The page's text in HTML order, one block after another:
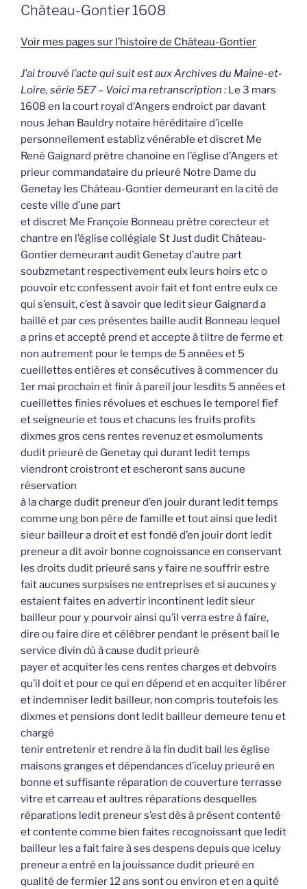
Château-Gontier 1608
Voir mes pages sur l’histoire de Château-Gontier
J’ai trouvé l’acte qui suit est aux Archives du Maine-et-
Loire, série 5E7 – Voici ma retranscription : Le 3 mars
1608 en la court royal d’Angers endroict par davant
nous Jehan Bauldry notaire héréditaire d’icelle
personnellement establiz vénérable et discret Me
René Gaignard prêtre chanoine en l’église d’Angers et
prieur commandataire du prieuré Notre Dame du
Genetay les Château-Gontier demeurant en la cité de
ceste ville d’une part
et discret Me Françoie Bonneau prêtre corecteur et
chantre en l’église collégiale St Just dudit Château-
Gontier demeurant audit Genetay d’autre part
soubzmetant respectivement eulx leurs hoirs etc o
pouvoir etc confessent avoir fait et font entre eulx ce
qui s’ensuit, c’est à savoir que ledit sieur Gaignard a
baillé et par ces présentes baille audit Bonneau lequel
a prins et accepté prend et accepte à tiltre de ferme et
non autrement pour le temps de 5 années et 5
cueillettes entières et consécutives à commencer du
1er mai prochain et finir à pareil jour lesdits 5 années et
cueillettes finies révolues et eschues le temporel fief
et seigneurie et tous et chacuns les fruits profits
dixmes gros cens rentes revenuz et esmoluments
dudit prieuré de Genetay qui durant ledit temps
viendront croistront et escheront sans aucune
réservation
à la charge dudit preneur d’en jouir durant ledit temps
comme ung bon père de famille et tout ainsi que ledit
sieur bailleur a droit et est fondé d’en jouir dont ledit
preneur a dit avoir bonne cognoissance en conservant
les droits dudit prieuré sans y faire ne souffrir estre
fait aucunes surpsises ne entreprises et si aucunes y
estaient faites en advertir incontinent ledit sieur
bailleur pour y pourvoir ainsi qu’il verra estre à faire,
dire ou faire dire et célébrer pendant le présent bail le
service divin dû à cause dudit prieuré
payer et acquiter les cens rentes charges et debvoirs
qu’il doit et pour ce qui en dépend et en acquiter libérer
et indemniser ledit bailleur, non compris toutefois les
dixmes et pensions dont ledit bailleur demeure tenu et
chargé
tenir entretenir et rendre à la fin dudit bail les église
maisons granges et dépendances d’iceluy prieuré en
bonne et suffisante réparation de couverture terrasse
vitre et carreau et aultres réparations desquelles
réparations ledit preneur s’est dès à présent contenté
et contente comme bien faites recognoissant que ledit
bailleur les a fait faire à ses despens depuis que iceluy
preneur a entré en la jouissance dudit prieuré en
qualité de fermier 12 ans sont ou environ et en a quité